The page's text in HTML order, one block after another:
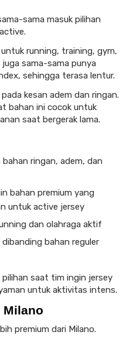
sama masuk pilihan
running, training, gym,
sama-sama punya
sehingga terasa lentur.
kesan adem dan ringan.
bahan ini cocok untuk
saat bergerak lama.
ringan, adem, dan
bahan premium yang
untuk active jersey
dan olahraga aktif
bahan reguler
saat tim ingin jersey
untuk aktivitas intens.
Milano
premium dari Milano.